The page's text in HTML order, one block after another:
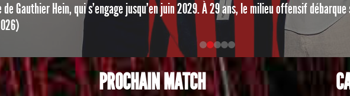
de Gauthier Hein, qui s’engage jusqu’en juin 2029. À 29 ans, le milieu offensif
PROCHAIN MATCH